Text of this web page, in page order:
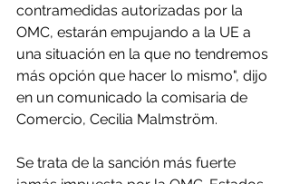
contramedidas autorizadas por la
OMC, estarán empujando a la UE a
una situación en la que no tendremos
más opción que hacer lo mismo", dijo
en un comunicado la comisaria de
Comercio, Cecilia Malmström.
Se trata de la sanción más fuerte